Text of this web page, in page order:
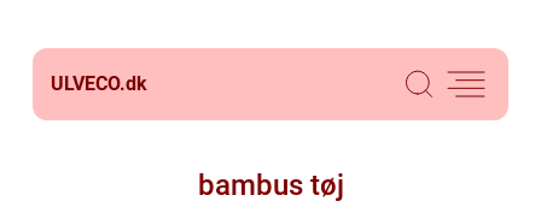
ULVECO.dk
bambus tøj